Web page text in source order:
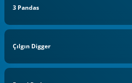
3 Pandas
Çılgın Digger